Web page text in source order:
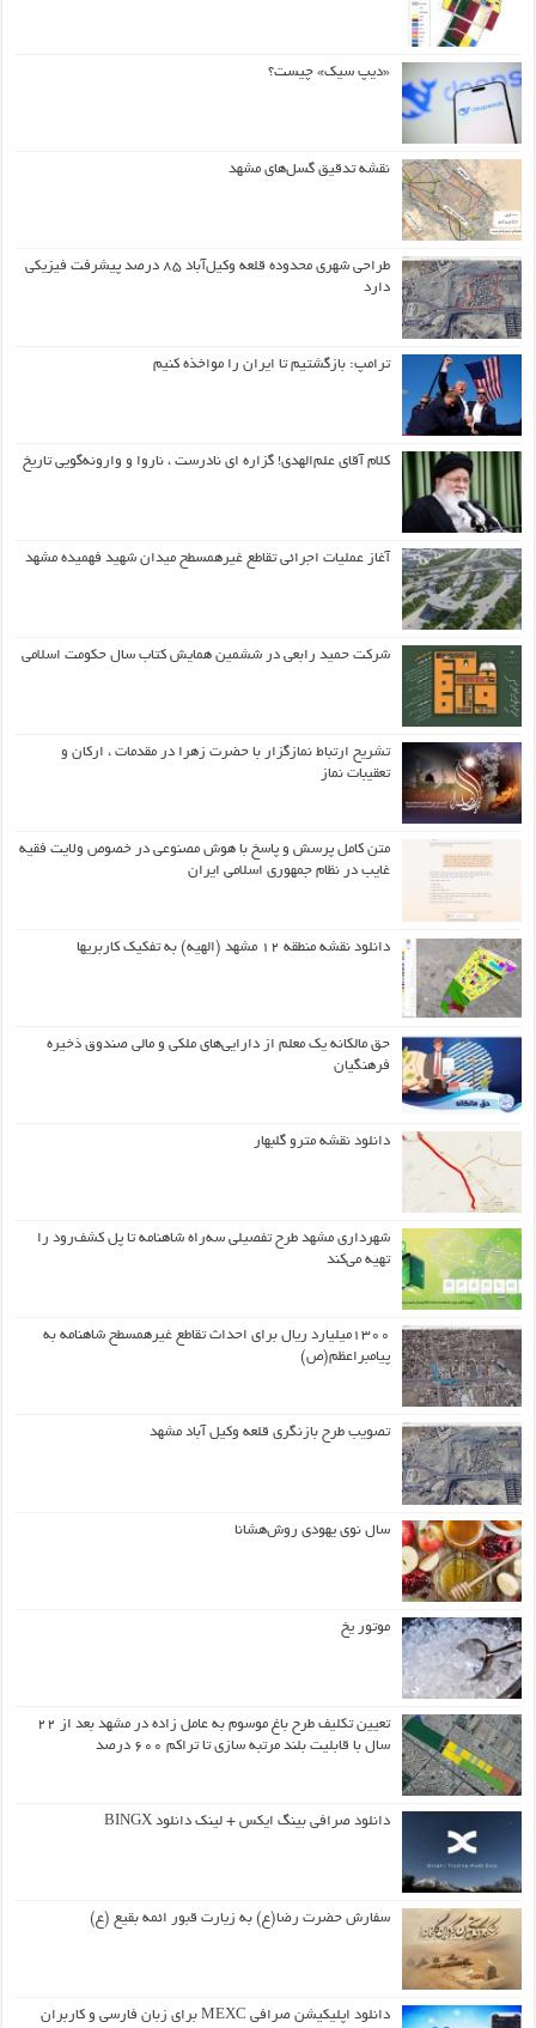
«دیپ سیک» چیست؟
نقشه تدقیق گسل‌های مشهد
طراحی شهری محدوده قلعه وکیل‌آباد ۸۵ درصد پیشرفت فیزیکی
دارد
ترامپ: بازگشتیم تا ایران را مواخذه کنیم
کلام آقای علم‌الهدی! گزاره ای نادرست ، ناروا و وارونه‌گویی تاریخ
آغاز عملیات اجرائی تقاطع غیرهمسطح میدان شهید فهمیده مشهد
شرکت حمید رابعی در ششمین همایش کتاب سال حکومت اسلامی
تشریح ارتباط نمازگزار با حضرت زهرا در مقدمات ، ارکان و
تعقیبات نماز
متن کامل پرسش و پاسخ با هوش مصنوعی در خصوص ولایت فقیه
غایب در نظام جمهوری اسلامی ایران
دانلود نقشه منطقه ۱۲ مشهد (الهیه) به تفکیک کاربریها
حق مالکانه یک معلم از دارایی‌های ملکی و مالی صندوق ذخیره
فرهنگیان
دانلود نقشه مترو گلبهار
شهرداری مشهد طرح تفصیلی سه‌راه شاهنامه تا پل کشف‌رود را
تهیه می‌کند
۱۳۰۰میلیارد ریال برای احداث تقاطع غیرهمسطح شاهنامه به
پیامبراعظم(ص)
تصویب طرح بازنگری قلعه وکیل آباد مشهد
سال نوی یهودی روش‌هشانا
موتور یخ
تعیین تکلیف طرح باغ موسوم به عامل زاده در مشهد بعد از ۲۲
سال با قابلیت بلند مرتبه سازی تا تراکم ۶۰۰ درصد
دانلود صرافی بینگ ایکس + لینک دانلود BINGX
سفارش حضرت رضا(ع) به زیارت قبور ائمه بقیع (ع)
دانلود اپلیکیشن صرافی MEXC برای زبان فارسی و کاربران